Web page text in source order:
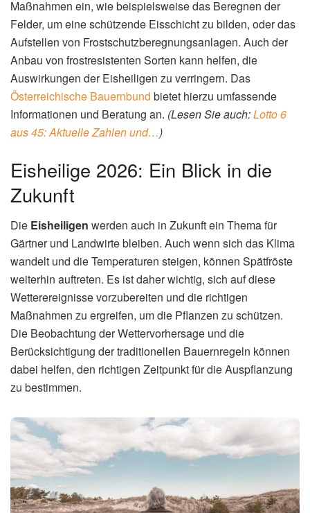
Maßnahmen ein, wie beispielsweise das Beregnen der
Felder, um eine schützende Eisschicht zu bilden, oder das
Aufstellen von Frostschutzberegnungsanlagen. Auch der
Anbau von frostresistenten Sorten kann helfen, die
Auswirkungen der Eisheiligen zu verringern. Das
Österreichische Bauernbund bietet hierzu umfassende
Informationen und Beratung an. (Lesen Sie auch:Lotto 6
aus 45: Aktuelle Zahlen und…)
Eisheilige 2026: Ein Blick in die
Zukunft
Die Eisheiligen werden auch in Zukunft ein Thema für
Gärtner und Landwirte bleiben. Auch wenn sich das Klima
wandelt und die Temperaturen steigen, können Spätfröste
weiterhin auftreten. Es ist daher wichtig, sich auf diese
Wetterereignisse vorzubereiten und die richtigen
Maßnahmen zu ergreifen, um die Pflanzen zu schützen.
Die Beobachtung der Wettervorhersage und die
Berücksichtigung der traditionellen Bauernregeln können
dabei helfen, den richtigen Zeitpunkt für die Auspflanzung
zu bestimmen.